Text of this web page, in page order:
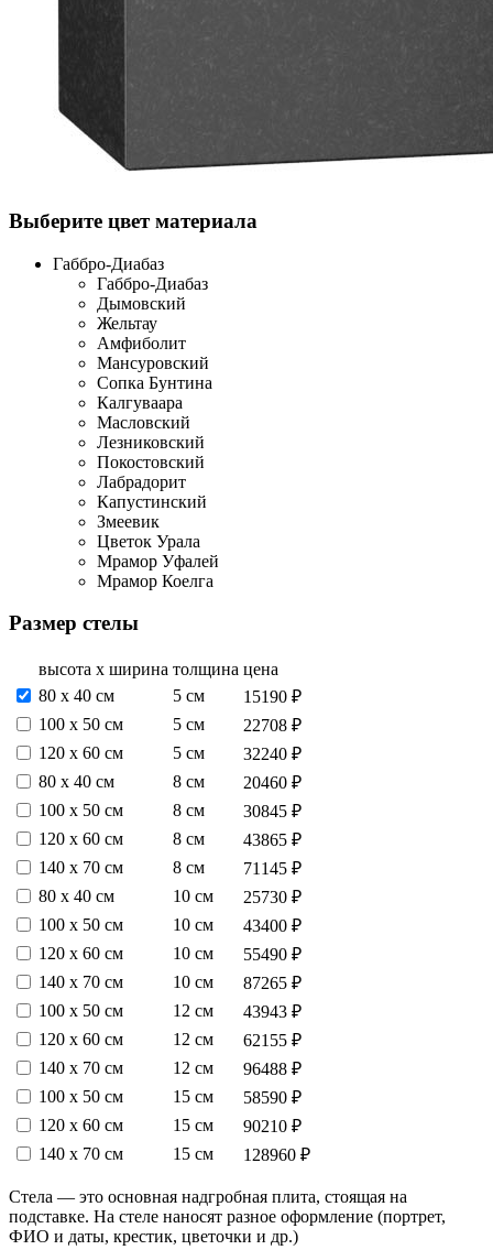
Выберите цвет материала
Габбро-Диабаз
Габбро-Диабаз
Дымовский
Жельтау
Амфиболит
Мансуровский
Сопка Бунтина
Калгуваара
Масловский
Лезниковский
Покостовский
Лабрадорит
Капустинский
Змеевик
Цветок Урала
Мрамор Уфалей
Мрамор Коелга
Размер стелы
высота х ширина толщина цена
80 х 40 см
5 см
15190 ₽
100 х 50 см
5 см
22708 ₽
120 х 60 см
5 см
32240 ₽
80 х 40 см
8 см
20460 ₽
100 х 50 см
8 см
30845 ₽
120 х 60 см
8 см
43865 ₽
140 х 70 см
8 см
71145 ₽
80 х 40 см
10 см
25730 ₽
100 х 50 см
10 см
43400 ₽
120 х 60 см
10 см
55490 ₽
140 х 70 см
10 см
87265 ₽
100 х 50 см
12 см
43943 ₽
120 х 60 см
12 см
62155 ₽
140 х 70 см
12 см
96488 ₽
100 х 50 см
15 см
58590 ₽
120 х 60 см
15 см
90210 ₽
140 х 70 см
15 см 128960 ₽
Стела — это основная надгробная плита, стоящая на
подставке. На стеле наносят разное оформление (портрет,
ФИО и даты, крестик, цветочки и др.)